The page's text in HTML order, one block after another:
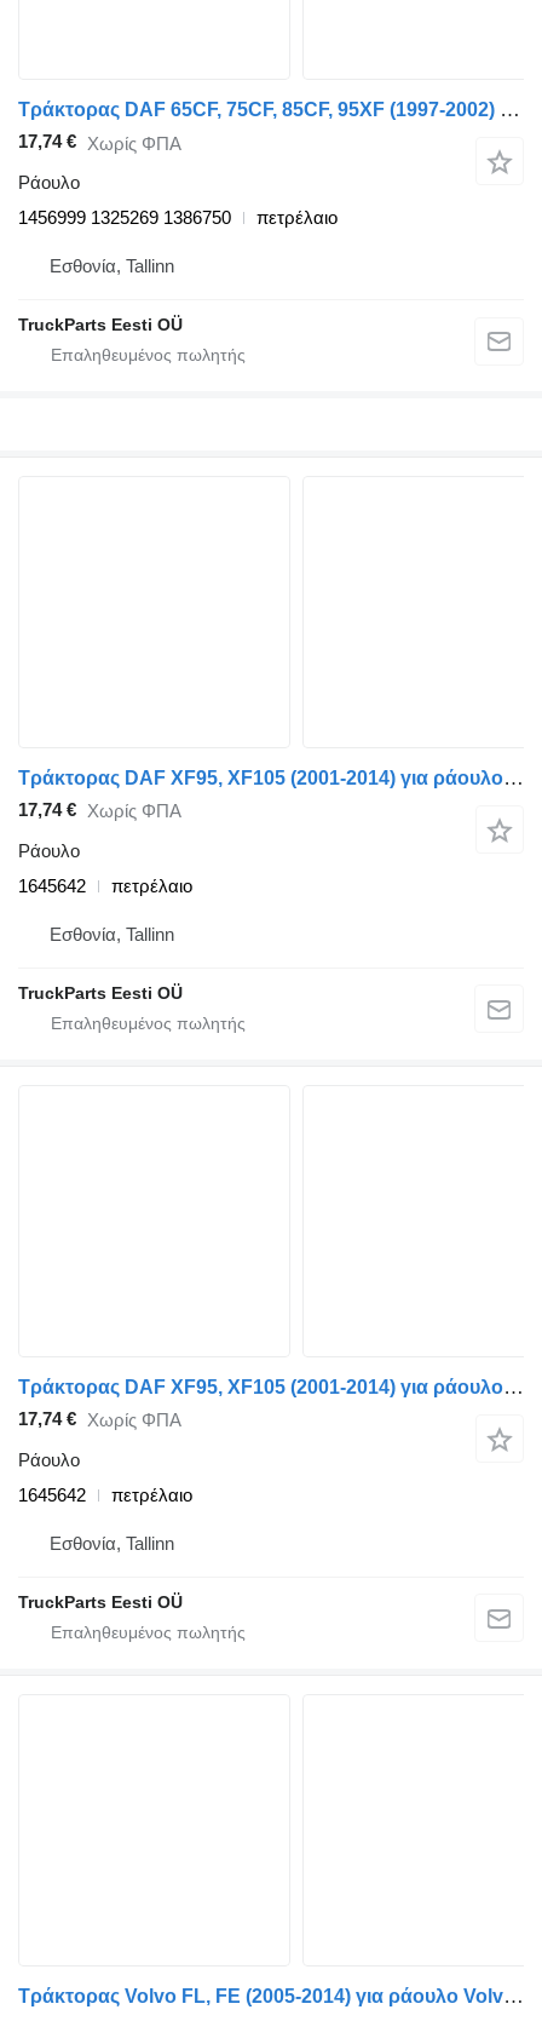
Τράκτορας DAF 65CF, 75CF, 85CF, 95XF (1997-2002) για ράουλο DAF 95XF (01.97-12.02) 1456999
17,74 € Χωρίς ΦΠΑ
Ράουλο
1456999 1325269 1386750
πετρέλαιο
Εσθονία, Tallinn
TruckParts Eesti OÜ
Τράκτορας DAF XF95, XF105 (2001-2014) για ράουλο DAF XF105 (01.05-) 1645642
17,74 € Χωρίς ΦΠΑ
Ράουλο
1645642
πετρέλαιο
Εσθονία, Tallinn
TruckParts Eesti OÜ
Τράκτορας DAF XF95, XF105 (2001-2014) για ράουλο DAF XF105 (01.05-) 1645642
17,74 € Χωρίς ΦΠΑ
Ράουλο
1645642
πετρέλαιο
Εσθονία, Tallinn
TruckParts Eesti OÜ
Τράκτορας Volvo FL, FE (2005-2014) για ράουλο Volvo 21558299